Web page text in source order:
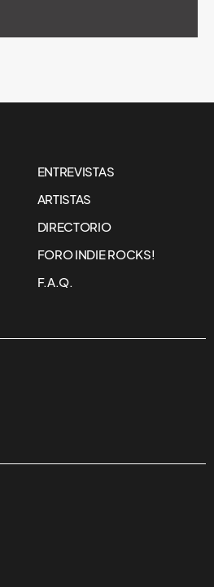
ENTREVISTAS
ARTISTAS
DIRECTORIO
FORO INDIE ROCKS!
F.A.Q.